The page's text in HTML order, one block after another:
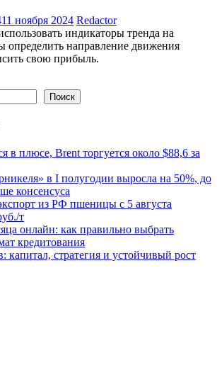
11 ноября 2024 Redactor
индикаторы тренда на
определить направление движения
свою прибыль.
Поиск
в плюсе, Brent торгуется около $88,6 за
в I полугодии выросла на 50%, до
консенсуса
из РФ пшеницы с 5 августа
т
онлайн: как правильно выбрать
кредитования
капитал, стратегия и устойчивый рост